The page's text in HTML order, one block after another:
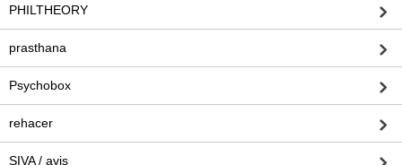
PHILTHEORY
prasthana
Psychobox
rehacer
SIVA / avis